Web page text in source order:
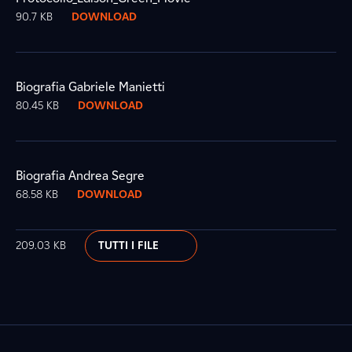
90.7 KB DOWNLOAD
Biografia Gabriele Manietti
80.45 KB DOWNLOAD
Biografia Andrea Segre
68.58 KB DOWNLOAD
209.03 KB TUTTI I FILE